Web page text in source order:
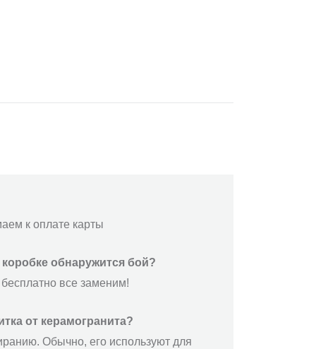
к оплате карты
обнаружится бой?
все заменим!
от керамогранита?
Обычно, его используют для